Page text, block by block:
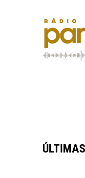
APÓS